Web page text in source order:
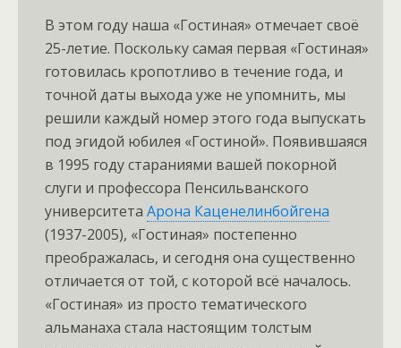
В этом году наша «Гостиная» отмечает своё
25-летие. Поскольку самая первая «Гостиная»
готовилась кропотливо в течение года, и
точной даты выхода уже не упомнить, мы
решили каждый номер этого года выпускать
под эгидой юбилея «Гостиной». Появившаяся
в 1995 году стараниями вашей покорной
слуги и профессора Пенсильванского
университета Арона Каценелинбойгена
(1937-2005), «Гостиная» постепенно
преображалась, и сегодня она существенно
отличается от той, с которой всё началось.
«Гостиная» из просто тематического
альманаха стала настоящим толстым